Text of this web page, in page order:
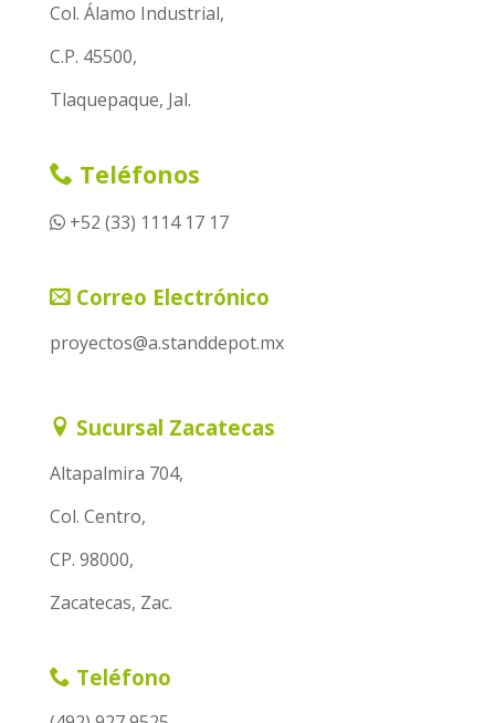
Col. Álamo Industrial,
C.P. 45500,
Tlaquepaque, Jal.
Teléfonos
+52 (33) 1114 17 17
Correo Electrónico
proyectos@a.standdepot.mx
Sucursal Zacatecas
Altapalmira 704,
Col. Centro,
CP. 98000,
Zacatecas, Zac.
Teléfono